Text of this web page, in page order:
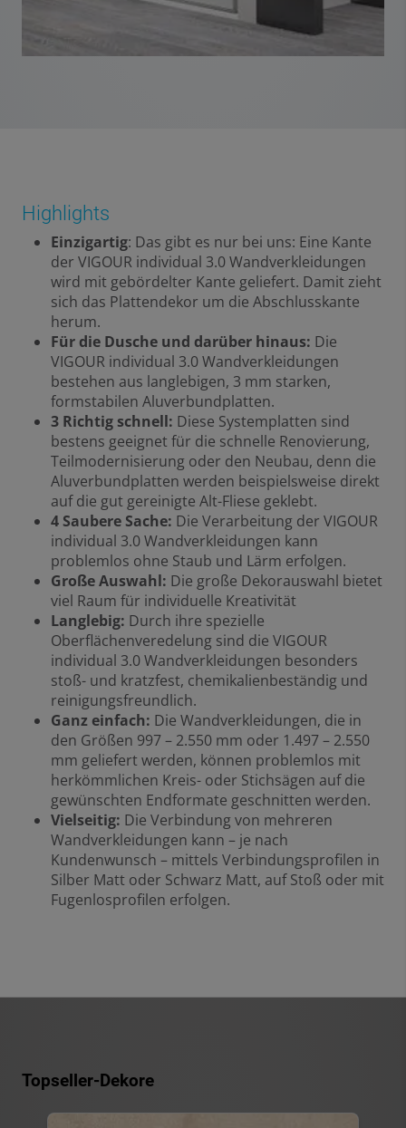
Highlights
Einzigartig: Das gibt es nur bei uns: Eine Kante
der VIGOUR individual 3.0 Wandverkleidungen
wird mit gebördelter Kante geliefert. Damit zieht
sich das Plattendekor um die Abschlusskante
herum.
Für die Dusche und darüber hinaus: Die
VIGOUR individual 3.0 Wandverkleidungen
bestehen aus langlebigen, 3 mm starken,
formstabilen Aluverbundplatten.
3 Richtig schnell: Diese Systemplatten sind
bestens geeignet für die schnelle Renovierung,
Teilmodernisierung oder den Neubau, denn die
Aluverbundplatten werden beispielsweise direkt
auf die gut gereinigte Alt-Fliese geklebt.
4 Saubere Sache: Die Verarbeitung der VIGOUR
individual 3.0 Wandverkleidungen kann
problemlos ohne Staub und Lärm erfolgen.
Große Auswahl: Die große Dekorauswahl bietet
viel Raum für individuelle Kreativität
Langlebig: Durch ihre spezielle
Oberflächenveredelung sind die VIGOUR
individual 3.0 Wandverkleidungen besonders
stoß- und kratzfest, chemikalienbeständig und
reinigungsfreundlich.
Ganz einfach: Die Wandverkleidungen, die in
den Größen 997 – 2.550 mm oder 1.497 – 2.550
mm geliefert werden, können problemlos mit
herkömmlichen Kreis- oder Stichsägen auf die
gewünschten Endformate geschnitten werden.
Vielseitig: Die Verbindung von mehreren
Wandverkleidungen kann – je nach
Kundenwunsch – mittels Verbindungsprofilen in
Silber Matt oder Schwarz Matt, auf Stoß oder mit
Fugenlosprofilen erfolgen.
Topseller-Dekore